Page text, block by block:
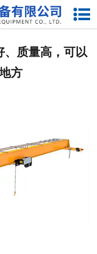
网站首页
联系我们
、质量高，可以
方